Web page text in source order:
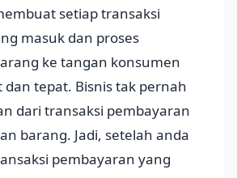
setiap transaksi
masuk dan proses
ke tangan konsumen
dan tepat. Bisnis tak pernah
dari transaksi pembayaran
barang. Jadi, setelah anda
pembayaran yang